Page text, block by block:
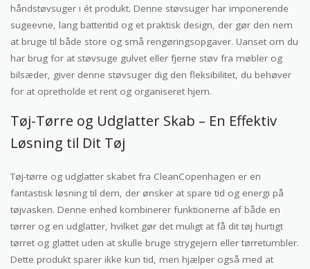
håndstøvsuger i ét produkt. Denne støvsuger har imponerende
sugeevne, lang batteritid og et praktisk design, der gør den nem
at bruge til både store og små rengøringsopgaver. Uanset om du
har brug for at støvsuge gulvet eller fjerne støv fra møbler og
bilsæder, giver denne støvsuger dig den fleksibilitet, du behøver
for at opretholde et rent og organiseret hjem.
Tøj-Tørre og Udglatter Skab – En Effektiv
Løsning til Dit Tøj
Tøj-tørre og udglatter skabet fra CleanCopenhagen er en
fantastisk løsning til dem, der ønsker at spare tid og energi på
tøjvasken. Denne enhed kombinerer funktionerne af både en
tørrer og en udglatter, hvilket gør det muligt at få dit tøj hurtigt
tørret og glattet uden at skulle bruge strygejern eller tørretumbler.
Dette produkt sparer ikke kun tid, men hjælper også med at